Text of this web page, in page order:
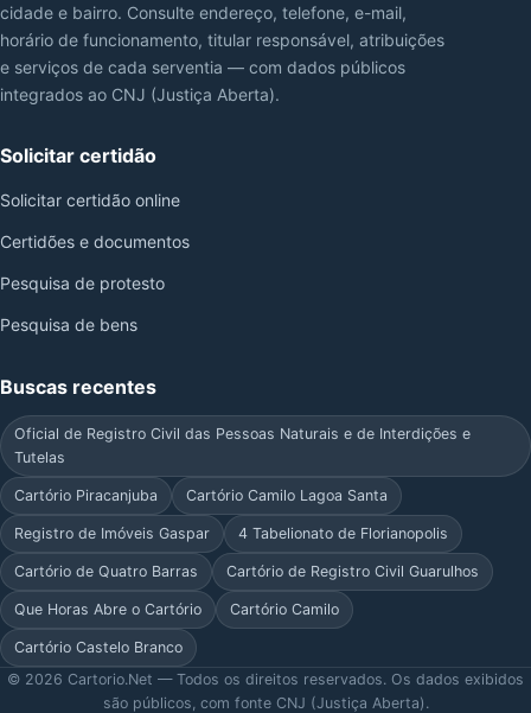
cidade e bairro. Consulte endereço, telefone, e-mail,
horário de funcionamento, titular responsável, atribuições
e serviços de cada serventia — com dados públicos
integrados ao CNJ (Justiça Aberta).
Solicitar certidão
Solicitar certidão online
Certidões e documentos
Pesquisa de protesto
Pesquisa de bens
Buscas recentes
Oficial de Registro Civil das Pessoas Naturais e de Interdições e
Tutelas
Cartório Piracanjuba Cartório Camilo Lagoa Santa
Registro de Imóveis Gaspar 4 Tabelionato de Florianopolis
Cartório de Quatro Barras Cartório de Registro Civil Guarulhos
Que Horas Abre o Cartório Cartório Camilo
Cartório Castelo Branco
© 2026 Cartorio.Net — Todos os direitos reservados. Os dados exibidos
são públicos, com fonte CNJ (Justiça Aberta).